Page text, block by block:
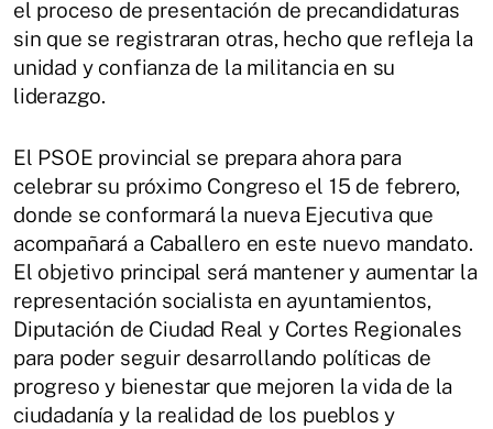
el proceso de presentación de precandidaturas
sin que se registraran otras, hecho que refleja la
unidad y confianza de la militancia en su
liderazgo.
El PSOE provincial se prepara ahora para
celebrar su próximo Congreso el 15 de febrero,
donde se conformará la nueva Ejecutiva que
acompañará a Caballero en este nuevo mandato.
El objetivo principal será mantener y aumentar la
representación socialista en ayuntamientos,
Diputación de Ciudad Real y Cortes Regionales
para poder seguir desarrollando políticas de
progreso y bienestar que mejoren la vida de la
ciudadanía y la realidad de los pueblos y